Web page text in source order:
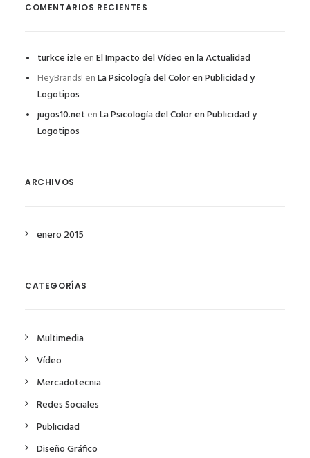
COMENTARIOS RECIENTES
turkce izle enEl Impacto del Vídeo en la Actualidad
HeyBrands! enLa Psicología del Color en Publicidad y
Logotipos
jugos10.net enLa Psicología del Color en Publicidad y
Logotipos
ARCHIVOS
enero 2015
CATEGORÍAS
Multimedia
Vídeo
Mercadotecnia
Redes Sociales
Publicidad
Diseño Gráfico